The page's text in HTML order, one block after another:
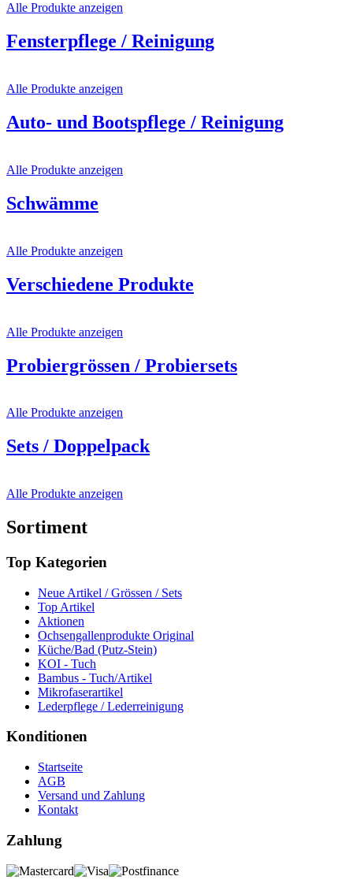
Alle Produkte anzeigen
Fensterpflege / Reinigung
Alle Produkte anzeigen
Auto- und Bootspflege / Reinigung
Alle Produkte anzeigen
Schwämme
Alle Produkte anzeigen
Verschiedene Produkte
Alle Produkte anzeigen
Probiergrössen / Probiersets
Alle Produkte anzeigen
Sets / Doppelpack
Alle Produkte anzeigen
Sortiment
Top Kategorien
Neue Artikel / Grössen / Sets
Top Artikel
Aktionen
Ochsengallenprodukte Original
Küche/Bad (Putz-Stein)
KOI - Tuch
Bambus - Tuch/Artikel
Mikrofaserartikel
Lederpflege / Lederreinigung
Konditionen
Startseite
AGB
Versand und Zahlung
Kontakt
Zahlung